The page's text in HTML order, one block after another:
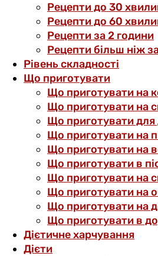
Рецепти до 30
Рецепти до 60
Рецепти за 2 години
Рецепти більш ніж
Рівень складності
Що приготувати
Що приготувати на
Що приготувати на
Що приготувати для
Що приготувати на
Що приготувати на
Що приготувати в
Що приготувати на
Що приготувати на
Що приготувати на
Що приготувати в
Дієтичне харчування
Дієти